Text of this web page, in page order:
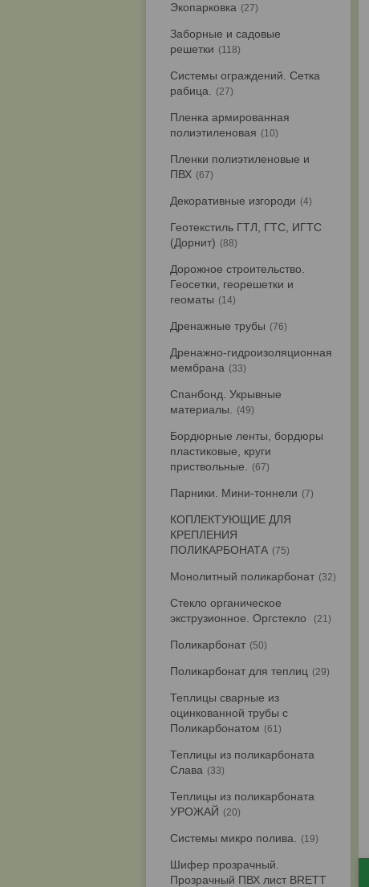
Экопарковка
27
Заборные и садовые
решетки
118
Системы ограждений. Сетка
рабица.
27
Пленка армированная
полиэтиленовая
10
Пленки полиэтиленовые и
ПВХ
67
Декоративные изгороди 4
Геотекстиль ГТЛ, ГТС, ИГТС
(Дорнит)
88
Дорожное строительство.
Геосетки, георешетки и
геоматы
14
Дренажные трубы 76
Дренажно-гидроизоляционная
мембрана
33
Спанбонд. Укрывные
материалы.
49
Бордюрные ленты, бордюры
пластиковые, круги
приствольные.
67
Парники. Мини-тоннели 7
КОПЛЕКТУЮЩИЕ ДЛЯ
КРЕПЛЕНИЯ
ПОЛИКАРБОНАТА
75
Монолитный поликарбонат 32
Стекло органическое
экструзионное. Оргстекло
21
Поликарбонат 50
Поликарбонат для теплиц 29
Теплицы сварные из
оцинкованной трубы с
Поликарбонатом
61
Теплицы из поликарбоната
Слава
33
Теплицы из поликарбоната
УРОЖАЙ
20
Системы микро полива. 19
Шифер прозрачный.
Прозрачный ПВХ лист BRETT